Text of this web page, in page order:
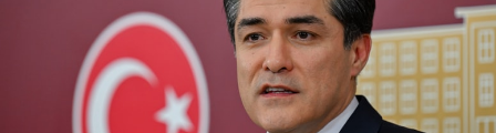
Meclis'te gündeme ilişkin
değerlendirmelerde bulunan İYİ Partili Buğra
Kavuncu, İstanbul İl Başkanlığı döneminde
Emniyet Müdürlüğü'nün kendisine verdiği,
"suikast hazırlığı" bilgisini paylaştı.